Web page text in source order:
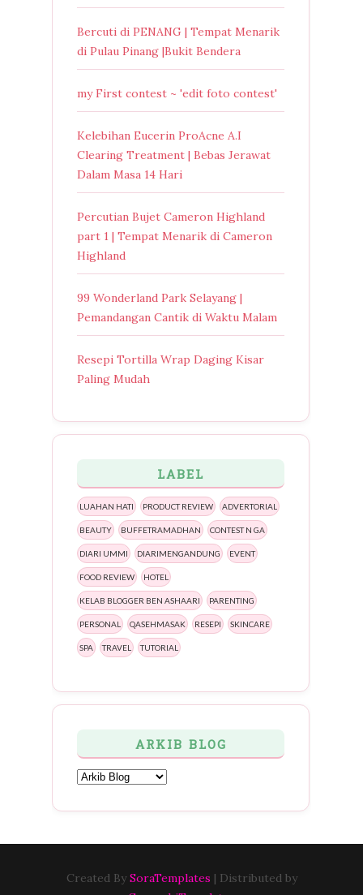
Bercuti di PENANG | Tempat Menarik
di Pulau Pinang |Bukit Bendera
my First contest ~ 'edit foto contest'
Kelebihan Eucerin ProAcne A.I
Clearing Treatment | Bebas Jerawat
Dalam Masa 14 Hari
Percutian Bujet Cameron Highland
part 1 | Tempat Menarik di Cameron
Highland
99 Wonderland Park Selayang |
Pemandangan Cantik di Waktu Malam
Resepi Tortilla Wrap Daging Kisar
Paling Mudah
LABEL
LUAHAN HATI PRODUCT REVIEW ADVERTORIAL
BEAUTY BUFFETRAMADHAN CONTEST N GA
DIARI UMMI DIARIMENGANDUNG EVENT
FOOD REVIEW HOTEL
KELAB BLOGGER BEN ASHAARI PARENTING
PERSONAL QASEHMASAK RESEPI SKINCARE
SPA TRAVEL TUTORIAL
ARKIB BLOG
Created By SoraTemplates | Distributed by